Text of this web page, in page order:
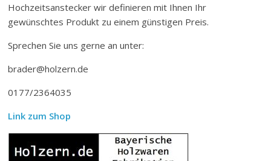
Hochzeitsanstecker wir definieren mit Ihnen Ihr
gewünschtes Produkt zu einem günstigen Preis.
Sprechen Sie uns gerne an unter:
brader@holzern.de
0177/2364035
Link zum Shop